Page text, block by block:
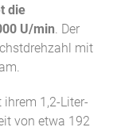
die
U/min. Der
mit
ihrem 1,2-Liter-
von etwa 192